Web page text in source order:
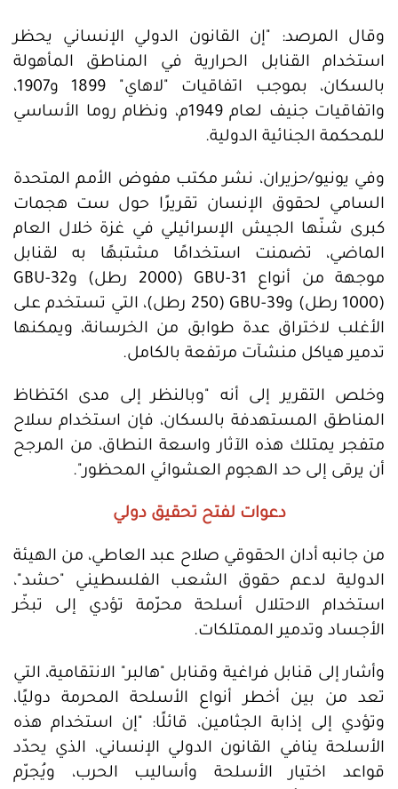
وقال المرصد: "إن القانون الدولي الإنساني يحظر
استخدام القنابل الحرارية في المناطق المأهولة
بالسكان، بموجب اتفاقيات "لاهاي" 1899 و1907،
واتفاقيات جنيف لعام 1949م، ونظام روما الأساسي
للمحكمة الجنائية الدولية.
وفي يونيو/حزيران، نشر مكتب مفوض الأمم المتحدة
السامي لحقوق الإنسان تقريرًا حول ست هجمات
كبرى شنّها الجيش الإسرائيلي في غزة خلال العام
الماضي، تضمنت استخدامًا مشتبهًا به لقنابل
موجهة من أنواع GBU-31 (2000 رطل) وGBU-32
(1000 رطل) وGBU-39 (250 رطل)، التي تستخدم على
الأغلب لاختراق عدة طوابق من الخرسانة، ويمكنها
تدمير هياكل منشآت مرتفعة بالكامل.
وخلص التقرير إلى أنه "وبالنظر إلى مدى اكتظاظ
المناطق المستهدفة بالسكان، فإن استخدام سلاح
متفجر يمتلك هذه الآثار واسعة النطاق، من المرجح
أن يرقى إلى حد الهجوم العشوائي المحظور".
دعوات لفتح تحقيق دولي
من جانبه أدان الحقوقي صلاح عبد العاطي، من الهيئة
الدولية لدعم حقوق الشعب الفلسطيني "حشد"،
استخدام الاحتلال أسلحة محرّمة تؤدي إلى تبخّر
الأجساد وتدمير الممتلكات.
وأشار إلى قنابل فراغية وقنابل "هالبر" الانتقامية، التي
تعد من بين أخطر أنواع الأسلحة المحرمة دوليًا،
وتؤدي إلى إذابة الجثامين، قائلًا: "إن استخدام هذه
الأسلحة ينافي القانون الدولي الإنساني، الذي يحدّد
قواعد اختيار الأسلحة وأساليب الحرب، ويُجرّم